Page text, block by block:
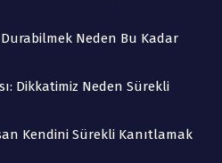
Neden Bu Kadar
Dikkatimiz Neden Sürekli
Kendini Sürekli Kanıtlamak